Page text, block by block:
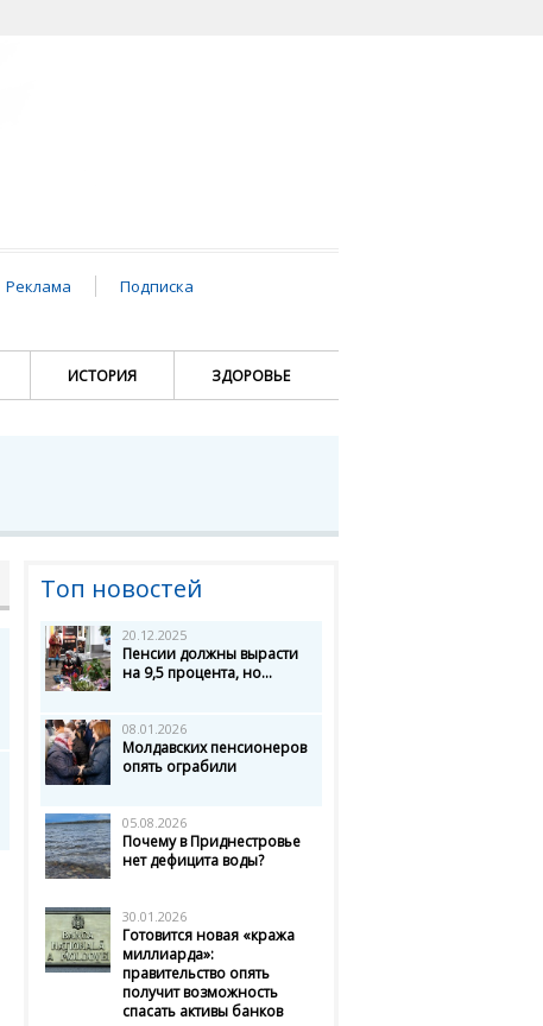
Реклама
Подписка
ИСТОРИЯ ЗДОРОВЬЕ
Топ новостей
20.12.2025
Пенсии должны вырасти
на 9,5 процента, но...
08.01.2026
Молдавских пенсионеров
опять ограбили
05.08.2026
Почему в Приднестровье
нет дефицита воды?
30.01.2026
Готовится новая «кража
миллиарда»:
правительство опять
получит возможность
спасать активы банков